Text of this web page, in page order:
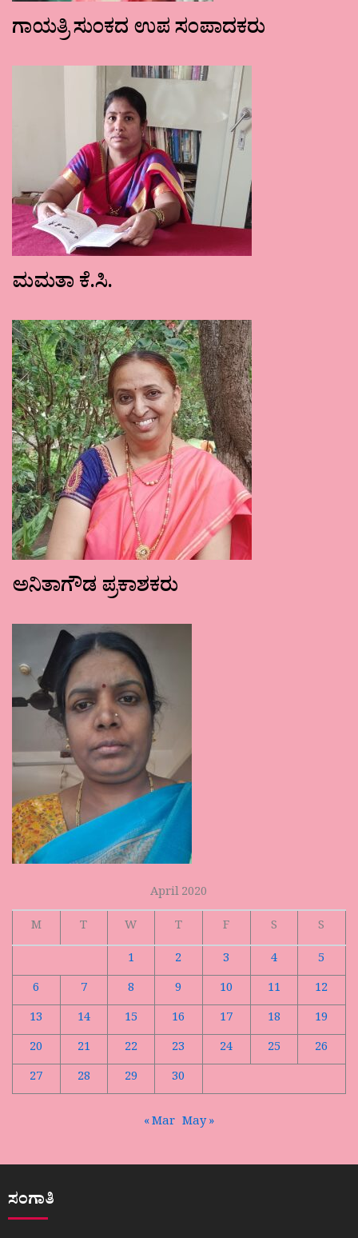
ಗಾಯತ್ರಿ ಸುಂಕದ ಉಪ ಸಂಪಾದಕರು
ಮಮತಾ ಕೆ.ಸಿ.
ಅನಿತಾಗೌಡ ಪ್ರಕಾಶಕರು
April 2020
M
T W T F S
S
1
2 3 4
5
6
7 8 9 10 11
12
13
14 15 16 17 18
19
20
21 22 23 24 25
26
27
28 29 30
« Mar May »
ಸಂಗಾತಿ